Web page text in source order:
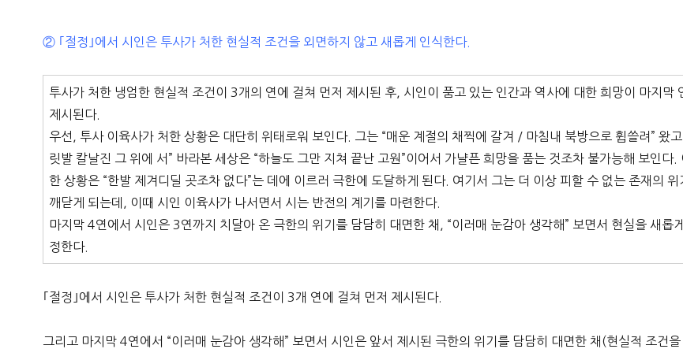
② ｢절정｣에서 시인은 투사가 처한 현실적 조건을 외면하지 않고 새롭게 인식한다.
투사가 처한 냉엄한 현실적 조건이 3개의 연에 걸쳐 먼저 제시된 후, 시인이 품고 있는 인간과 역사에 대한 희망이 마지막
제시된다.
우선, 투사 이육사가 처한 상황은 대단히 위태로워 보인다. 그는 “매운 계절의 채찍에 갈겨 / 마침내 북방으로 휩쓸려” 왔고
릿발 칼날진 그 위에 서” 바라본 세상은 “하늘도 그만 지쳐 끝난 고원”이어서 가냘픈 희망을 품는 것조차 불가능해 보인다.
한 상황은 “한발 제겨디딜 곳조차 없다”는 데에 이르러 극한에 도달하게 된다. 여기서 그는 더 이상 피할 수 없는 존재의 위
깨닫게 되는데, 이때 시인 이육사가 나서면서 시는 반전의 계기를 마련한다.
마지막 4연에서 시인은 3연까지 치달아 온 극한의 위기를 담담히 대면한 채, “이러매 눈감아 생각해” 보면서 현실을 새롭
정한다.
｢절정｣에서 시인은 투사가 처한 현실적 조건이 3개 연에 걸쳐 먼저 제시된다.
그리고 마지막 4연에서 “이러매 눈감아 생각해” 보면서 시인은 앞서 제시된 극한의 위기를 담담히 대면한 채(현실적 조건을